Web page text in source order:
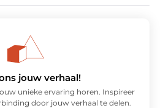
jouw verhaal!
unieke ervaring horen. Inspireer
door jouw verhaal te delen.